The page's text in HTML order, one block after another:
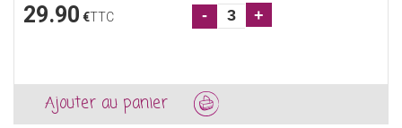
29.90 €TTC - +
Ajouter au panier